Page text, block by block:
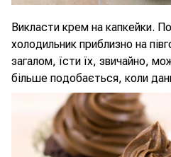
Викласти крем на капкейки.
холодильник приблизно на
загалом, їсти їх, звичайно,
більше подобається, коли